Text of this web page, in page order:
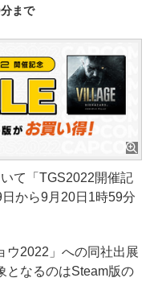
まで
て「TGS2022開催記
から9月20日1時59分
2022」への同社出展
となるのはSteam版の